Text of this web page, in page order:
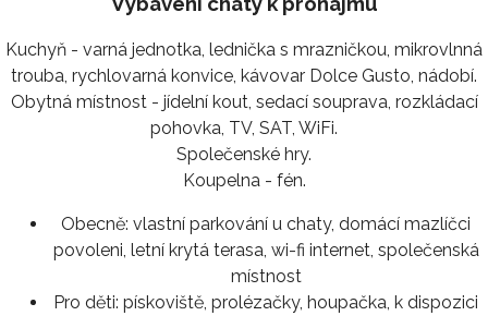
Kuchyň - varná jednotka, lednička s mrazničkou, mikrovlnná
trouba, rychlovarná konvice, kávovar Dolce Gusto, nádobí.
Obytná místnost - jídelní kout, sedací souprava, rozkládací
pohovka, TV, SAT, WiFi.
Společenské hry.
Koupelna - fén.
Obecně: vlastní parkování u chaty, domácí mazlíčci
povoleni, letní krytá terasa, wi-fi internet, společenská
místnost
Pro děti: pískoviště, prolézačky, houpačka, k dispozici